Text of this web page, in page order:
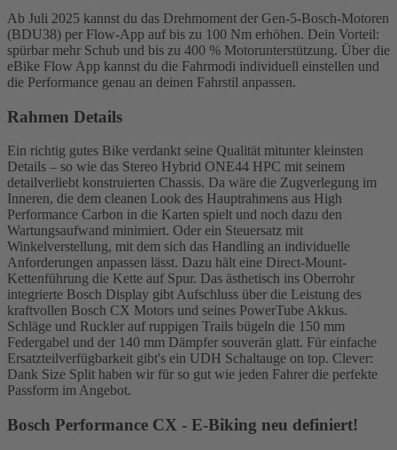
Ab Juli 2025 kannst du das Drehmoment der Gen-5-Bosch-Motoren
(BDU38) per Flow-App auf bis zu 100 Nm erhöhen. Dein Vorteil:
spürbar mehr Schub und bis zu 400 % Motorunterstützung. Über die
eBike Flow App kannst du die Fahrmodi individuell einstellen und
die Performance genau an deinen Fahrstil anpassen.
Rahmen Details
Ein richtig gutes Bike verdankt seine Qualität mitunter kleinsten
Details – so wie das Stereo Hybrid ONE44 HPC mit seinem
detailverliebt konstruierten Chassis. Da wäre die Zugverlegung im
Inneren, die dem cleanen Look des Hauptrahmens aus High
Performance Carbon in die Karten spielt und noch dazu den
Wartungsaufwand minimiert. Oder ein Steuersatz mit
Winkelverstellung, mit dem sich das Handling an individuelle
Anforderungen anpassen lässt. Dazu hält eine Direct-Mount-
Kettenführung die Kette auf Spur. Das ästhetisch ins Oberrohr
integrierte Bosch Display gibt Aufschluss über die Leistung des
kraftvollen Bosch CX Motors und seines PowerTube Akkus.
Schläge und Ruckler auf ruppigen Trails bügeln die 150 mm
Federgabel und der 140 mm Dämpfer souverän glatt. Für einfache
Ersatzteilverfügbarkeit gibt's ein UDH Schaltauge on top. Clever:
Dank Size Split haben wir für so gut wie jeden Fahrer die perfekte
Passform im Angebot.
Bosch Performance CX - E-Biking neu definiert!